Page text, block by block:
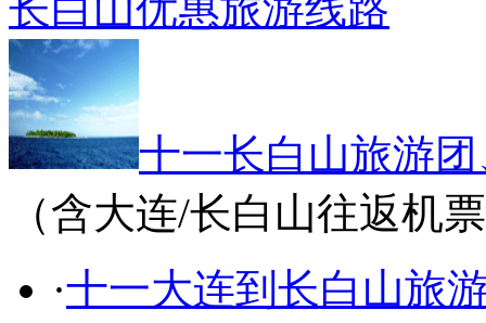
十一长白山旅游
（含大连/长白山往返机
·十一大连到长白山旅